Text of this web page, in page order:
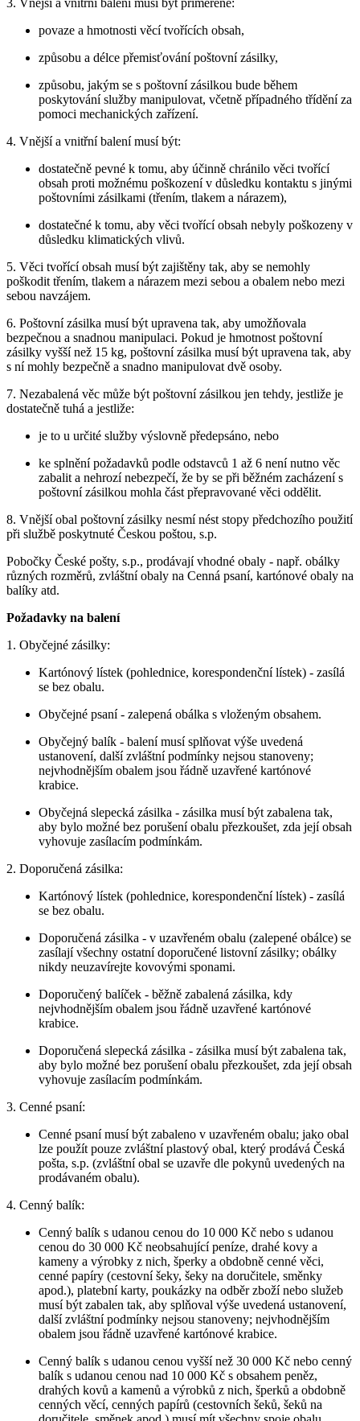
povaze a hmotnosti věcí tvořících obsah,
způsobu a délce přemisťování poštovní zásilky,
způsobu, jakým se s poštovní zásilkou bude během
poskytování služby manipulovat, včetně případného třídění za
pomoci mechanických zařízení.
4. Vnější a vnitřní balení musí být:
dostatečně pevné k tomu, aby účinně chránilo věci tvořící
obsah proti možnému poškození v důsledku kontaktu s jinými
poštovními zásilkami (třením, tlakem a nárazem),
dostatečné k tomu, aby věci tvořící obsah nebyly poškozeny v
důsledku klimatických vlivů.
5. Věci tvořící obsah musí být zajištěny tak, aby se nemohly
poškodit třením, tlakem a nárazem mezi sebou a obalem nebo mezi
sebou navzájem.
6. Poštovní zásilka musí být upravena tak, aby umožňovala
bezpečnou a snadnou manipulaci. Pokud je hmotnost poštovní
zásilky vyšší než 15 kg, poštovní zásilka musí být upravena tak, aby
s ní mohly bezpečně a snadno manipulovat dvě osoby.
7. Nezabalená věc může být poštovní zásilkou jen tehdy, jestliže je
dostatečně tuhá a jestliže:
je to u určité služby výslovně předepsáno, nebo
ke splnění požadavků podle odstavců 1 až 6 není nutno věc
zabalit a nehrozí nebezpečí, že by se při běžném zacházení s
poštovní zásilkou mohla část přepravované věci oddělit.
8. Vnější obal poštovní zásilky nesmí nést stopy předchozího použití
při službě poskytnuté Českou poštou, s.p.
Pobočky České pošty, s.p., prodávají vhodné obaly - např. obálky
různých rozměrů, zvláštní obaly na Cenná psaní, kartónové obaly na
balíky atd.
Požadavky na balení
1. Obyčejné zásilky:
Kartónový lístek (pohlednice, korespondenční lístek) - zasílá
se bez obalu.
Obyčejné psaní - zalepená obálka s vloženým obsahem.
Obyčejný balík - balení musí splňovat výše uvedená
ustanovení, další zvláštní podmínky nejsou stanoveny;
nejvhodnějším obalem jsou řádně uzavřené kartónové
krabice.
Obyčejná slepecká zásilka - zásilka musí být zabalena tak,
aby bylo možné bez porušení obalu přezkoušet, zda její obsah
vyhovuje zasílacím podmínkám.
2. Doporučená zásilka:
Kartónový lístek (pohlednice, korespondenční lístek) - zasílá
se bez obalu.
Doporučená zásilka - v uzavřeném obalu (zalepené obálce) se
zasílají všechny ostatní doporučené listovní zásilky; obálky
nikdy neuzavírejte kovovými sponami.
Doporučený balíček - běžně zabalená zásilka, kdy
nejvhodnějším obalem jsou řádně uzavřené kartónové
krabice.
Doporučená slepecká zásilka - zásilka musí být zabalena tak,
aby bylo možné bez porušení obalu přezkoušet, zda její obsah
vyhovuje zasílacím podmínkám.
3. Cenné psaní:
Cenné psaní musí být zabaleno v uzavřeném obalu; jako obal
lze použít pouze zvláštní plastový obal, který prodává Česká
pošta, s.p. (zvláštní obal se uzavře dle pokynů uvedených na
prodávaném obalu).
4. Cenný balík:
Cenný balík s udanou cenou do 10 000 Kč nebo s udanou
cenou do 30 000 Kč neobsahující peníze, drahé kovy a
kameny a výrobky z nich, šperky a obdobně cenné věci,
cenné papíry (cestovní šeky, šeky na doručitele, směnky
apod.), platební karty, poukázky na odběr zboží nebo služeb
musí být zabalen tak, aby splňoval výše uvedená ustanovení,
další zvláštní podmínky nejsou stanoveny; nejvhodnějším
obalem jsou řádně uzavřené kartónové krabice.
Cenný balík s udanou cenou vyšší než 30 000 Kč nebo cenný
balík s udanou cenou nad 10 000 Kč s obsahem peněz,
drahých kovů a kamenů a výrobků z nich, šperků a obdobně
cenných věcí, cenných papírů (cestovních šeků, šeků na